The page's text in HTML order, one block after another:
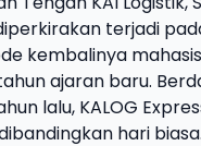
terjadi
kembalinya
ajaran baru.
lalu, KALOG
hari